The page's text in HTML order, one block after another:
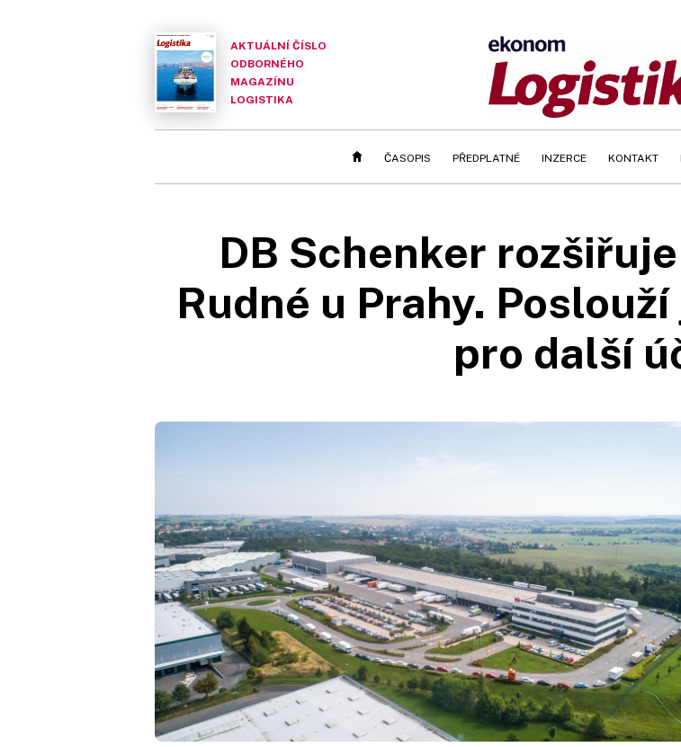
AKTUÁLNÍ ČÍSLO
ODBORNÉHO
MAGAZÍNU
LOGISTIKA
ČASOPIS PŘEDPLATNÉ INZERCE KONTAKT
DB Schenker
Rudné u Prahy.
pro další